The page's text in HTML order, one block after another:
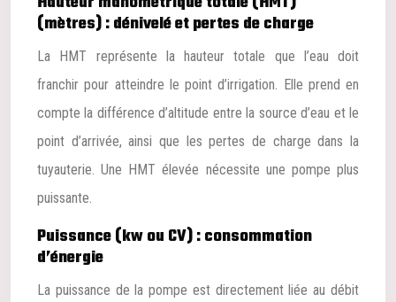
(mètres) : dénivelé et pertes de charge
La HMT représente la hauteur totale que l’eau doit
franchir pour atteindre le point d’irrigation. Elle prend en
compte la différence d’altitude entre la source d’eau et le
point d’arrivée, ainsi que les pertes de charge dans la
tuyauterie. Une HMT élevée nécessite une pompe plus
puissante.
Puissance (kw ou CV) : consommation
d’énergie
La puissance de la pompe est directement liée au débit